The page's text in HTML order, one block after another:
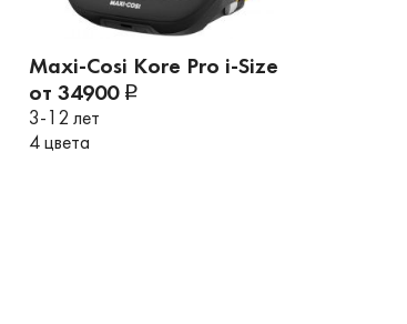
Maxi-Cosi Kore Pro i-Size
от 34900
3-12 лет
4 цвета